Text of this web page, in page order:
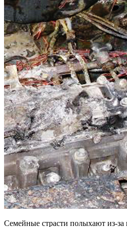
Семейные страсти полыхают из-за